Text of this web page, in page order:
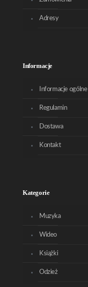
Adresy
Informacje
Informacje ogólne
Regulamin
Dostawa
Kontakt
Kategorie
Muzyka
Wideo
Książki
Odzież